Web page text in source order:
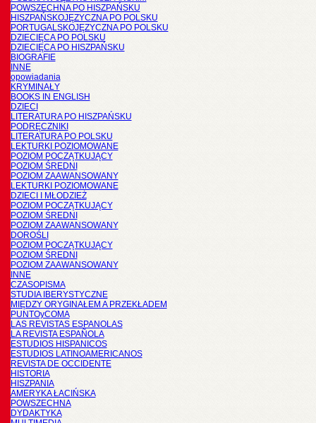
POWSZECHNA PO HISZPAŃSKU
HISZPAŃSKOJĘZYCZNA PO POLSKU
PORTUGALSKOJĘZYCZNA PO POLSKU
DZIECIĘCA PO POLSKU
DZIECIĘCA PO HISZPAŃSKU
BIOGRAFIE
INNE
opowiadania
KRYMINAŁY
BOOKS IN ENGLISH
DZIECI
LITERATURA PO HISZPAŃSKU
PODRĘCZNIKI
LITERATURA PO POLSKU
LEKTURKI POZIOMOWANE
POZIOM POCZĄTKUJĄCY
POZIOM ŚREDNI
POZIOM ZAAWANSOWANY
LEKTURKI POZIOMOWANE
DZIECI I MŁODZIEŻ
POZIOM POCZĄTKUJĄCY
POZIOM ŚREDNI
POZIOM ZAAWANSOWANY
DOROŚLI
POZIOM POCZĄTKUJĄCY
POZIOM ŚREDNI
POZIOM ZAAWANSOWANY
INNE
CZASOPISMA
STUDIA IBERYSTYCZNE
MIĘDZY ORYGINAŁEM A PRZEKŁADEM
PUNTOyCOMA
LAS REVISTAS ESPANOLAS
LA REVISTA ESPAÑOLA
ESTUDIOS HISPANICOS
ESTUDIOS LATINOAMERICANOS
REVISTA DE OCCIDENTE
HISTORIA
HISZPANIA
AMERYKA ŁACIŃSKA
POWSZECHNA
DYDAKTYKA